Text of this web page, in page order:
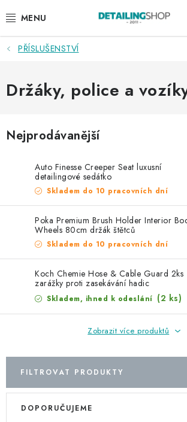
na
AKCE
NOVINKY
INTERIÉR
PŘÍSLUŠENSTVÍ
DÁRKOVÉ SADY A POUKAZY
ČLÁNKY
NAŠE SLUŽBY
KONTAKTY
PRODÁVANÉ ZNAČKY
Věrnostní program
Všeobecné obchodní
Podmínky ochrany osobních údajů
PŘÍSLUŠENSTVÍ
Držáky, police a
Nejprodávanější
Auto Finesse Creeper Seat luxusní
detailingové sedátko
Skladem do 10 pracovních dní
Poka Premium Brush Holder Interior
Wheels 80cm držák štětců
Skladem do 10 pracovních dní
Koch Chemie Hose & Cable Guard 2ks
zarážky proti zasekávání hadic
Skladem, ihned k odeslání (2 ks)
Zobrazit více produktů
FILTROVAT PRODUKTY
V
Ř
DOPORUČUJEME